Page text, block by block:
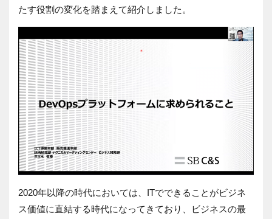
たす役割の変化を踏まえて紹介しました。
2020年以降の時代においては、ITでできることがビジネ
ス価値に直結する時代になってきており、ビジネスの最